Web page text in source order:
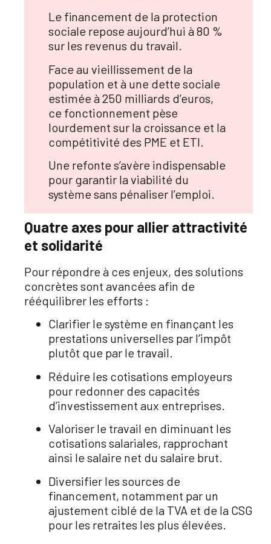
Le financement de la protection
sociale repose aujourd’hui à 80 %
sur les revenus du travail.
Face au vieillissement de la
population et à une dette sociale
estimée à 250 milliards d’euros,
ce fonctionnement pèse
lourdement sur la croissance et la
compétitivité des PME et ETI
Une refonte s’avère indispensable
pour garantir la viabilité du
système sans pénaliser l’emploi.
Quatre axes pour allier attractivité
et solidarité
Pour répondre à ces enjeux, des solutions
concrètes sont avancées afin de
rééquilibrer les efforts :
Clarifier le système en finançant les
prestations universelles par l’impôt
plutôt que par le travail.
Réduire les cotisations employeurs
pour redonner des capacités
d’investissement aux entreprises.
Valoriser le travail en diminuant les
cotisations salariales, rapprochant
ainsi le salaire net du salaire brut.
Diversifier les sources de
financement, notamment par un
ajustement ciblé de la TVA et de la CSG
pour les retraites les plus élevées